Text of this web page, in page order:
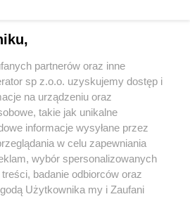
regulamin korzystania z portali
Skontaktuj się z nami
partnerów oraz inne
sp z.o.o. uzyskujemy dostęp i
na urządzeniu oraz
takie jak unikalne
informacje wysyłane przez
w celu zapewniania
wybór spersonalizowanych
badanie odbiorców oraz
Użytkownika my i Zaufani